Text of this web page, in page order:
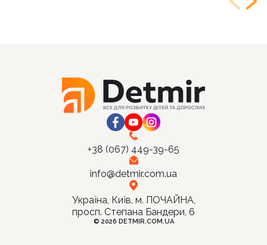
+38 (067) 449-39-65
info@detmir.com.ua
Україна, Київ, м. ПОЧАЙНА,
просп. Степана Бандери, 6
© 2026 DETMIR.COM.UA